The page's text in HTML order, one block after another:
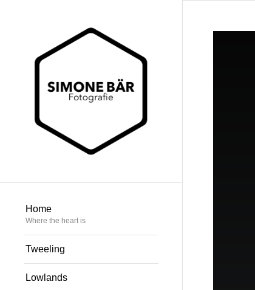
Home
Where the heart is
Tweeling
Lowlands